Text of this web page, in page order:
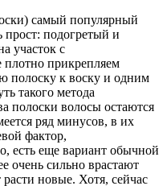
самый популярный
подогретый и
участок с
прикрепляем
полоску к воску и одним
такого метода
полоски волосы остаются
ряд минусов, в их
фактор,
есть еще вариант обычной
очень сильно врастают
новые. Хотя, сейчас